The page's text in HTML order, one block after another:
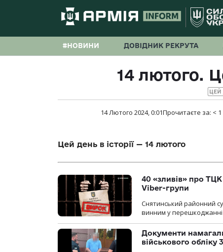
#НОВИНИ ДОВІДНИК РЕКРУТА
14 лютого.
ЦЕЙ
14 Лютого 2024, 0:01Прочитаєте за: < 1
Цей день в історії — 14 лютого
40 «зливів» про
Viber-групи
Снятинський районний
винним у перешкоджанні
Документи
військового обліку